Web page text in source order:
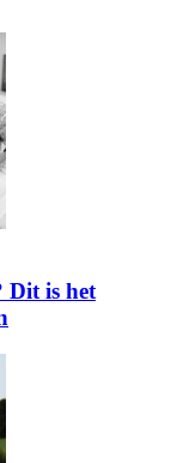
Dit is het